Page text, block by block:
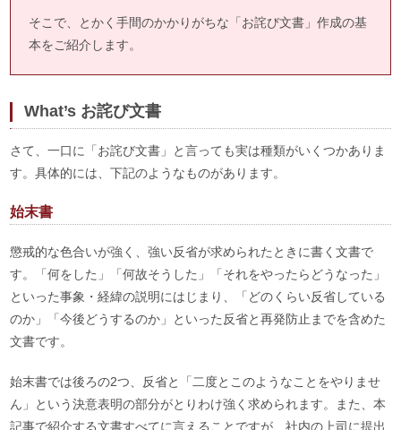
そこで、とかく手間のかかりがちな「お詫び文書」作成の基
本をご紹介します。
What’s お詫び文書
さて、一口に「お詫び文書」と言っても実は種類がいくつかありま
す。具体的には、下記のようなものがあります。
始末書
懲戒的な色合いが強く、強い反省が求められたときに書く文書で
す。「何をした」「何故そうした」「それをやったらどうなった」
といった事象・経緯の説明にはじまり、「どのくらい反省している
のか」「今後どうするのか」といった反省と再発防止までを含めた
文書です。
始末書では後ろの2つ、反省と「二度とこのようなことをやりませ
ん」という決意表明の部分がとりわけ強く求められます。また、本
記事で紹介する文書すべてに言えることですが、社内の上司に提出